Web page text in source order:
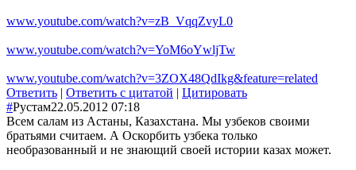
www.youtube.com/watch?v=zB_VqqZvyL0
www.youtube.com/watch?v=YoM6oYwljTw
www.youtube.com/watch?v=3ZOX48QdIkg&feature=related
Ответить | Ответить с цитатой | Цитировать
#Рустам22.05.2012 07:18
Всем салам из Астаны, Казахстана. Мы узбеков своими
братьями считаем. А Оскорбить узбека только
необразованный и не знающий своей истории казах может.